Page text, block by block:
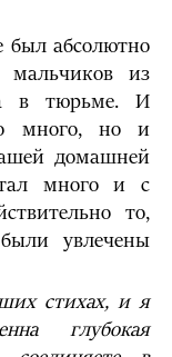
был абсолютно
мальчиков из
в тюрьме. И
много, но и
домашней
много и с
то,
увлечены
стихах, и я
глубокая